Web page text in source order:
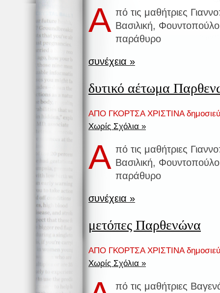
Α πό τις μαθήτριες
Βασιλική,
παράθυρο
συνέχεια »
δυτικό αέτωμα
ΑΠΟ ΓΚΟΡΤΣΑ ΧΡΙΣΤΙΝΑ
Χωρίς Σχόλια »
Α πό τις μαθήτριες
Βασιλική,
παράθυρο
συνέχεια »
μετόπες Παρθενώνα
ΑΠΟ ΓΚΟΡΤΣΑ ΧΡΙΣΤΙΝΑ
Χωρίς Σχόλια »
πό τις μαθήτριες